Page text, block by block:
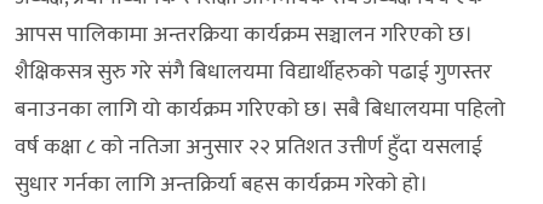
आपस पालिकामा अन्तरक्रिया कार्यक्रम सञ्चालन गरिएको छ।
शैक्षिकसत्र सुरु गरे संगै बिधालयमा विद्यार्थीहरुको पढाई गुणस्तर
बनाउनका लागि यो कार्यक्रम गरिएको छ। सबै बिधालयमा पहिलो
वर्ष कक्षा ८ काे नतिजा अनुसार २२ प्रतिशत उत्तीर्ण हुँदा यसलाई
सुधार गर्नका लागि अन्तक्रिर्या बहस कार्यक्रम गरेकाे हाे।